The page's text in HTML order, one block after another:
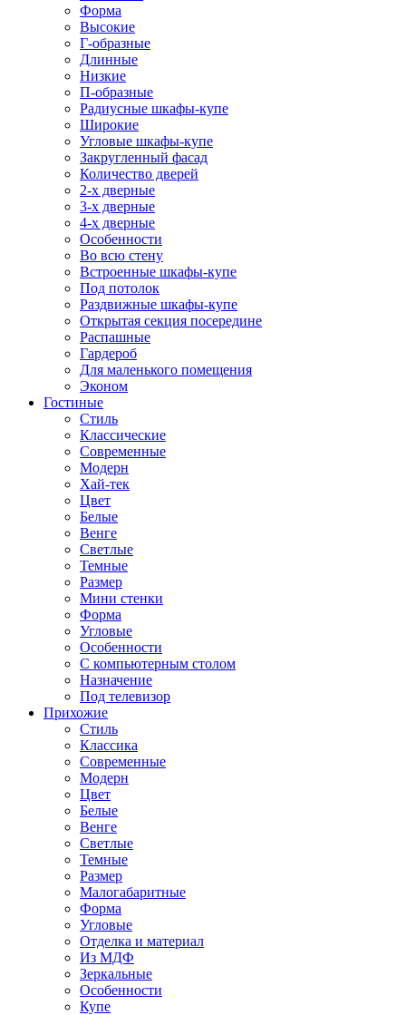
Форма
Высокие
Г-образные
Длинные
Низкие
П-образные
Радиусные шкафы-купе
Широкие
Угловые шкафы-купе
Закругленный фасад
Количество дверей
2-х дверные
3-х дверные
4-х дверные
Особенности
Во всю стену
Встроенные шкафы-купе
Под потолок
Раздвижные шкафы-купе
Открытая секция посередине
Распашные
Гардероб
Для маленького помещения
Эконом
Гостиные
Стиль
Классические
Современные
Модерн
Хай-тек
Цвет
Белые
Венге
Светлые
Темные
Размер
Мини стенки
Форма
Угловые
Особенности
С компьютерным столом
Назначение
Под телевизор
Прихожие
Стиль
Классика
Современные
Модерн
Цвет
Белые
Венге
Светлые
Темные
Размер
Малогабаритные
Форма
Угловые
Отделка и материал
Из МДФ
Зеркальные
Особенности
Купе